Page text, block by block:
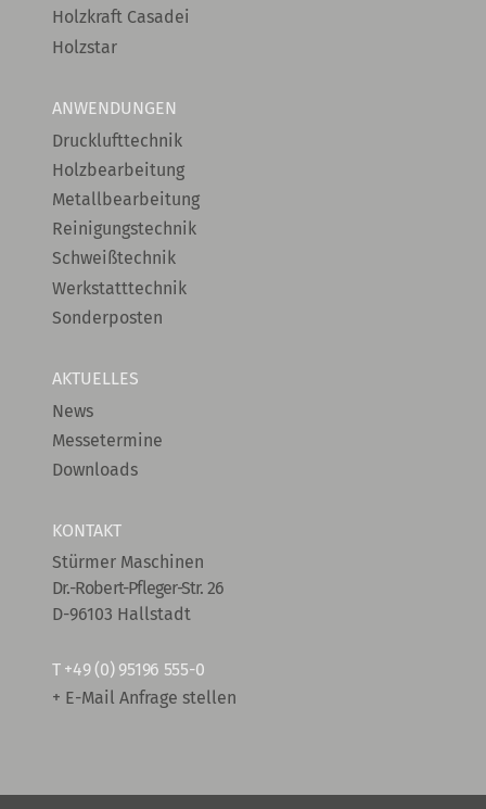
Holzkraft Casadei
Holzstar
ANWENDUNGEN
Drucklufttechnik
Holzbearbeitung
Metallbearbeitung
Reinigungstechnik
Schweißtechnik
Werkstatttechnik
Sonderposten
AKTUELLES
News
Messetermine
Downloads
KONTAKT
Stürmer Maschinen
Dr.-Robert-Pfleger-Str. 26
D-96103 Hallstadt
T +49 (0) 95196 555-0
+ E-Mail Anfrage stellen